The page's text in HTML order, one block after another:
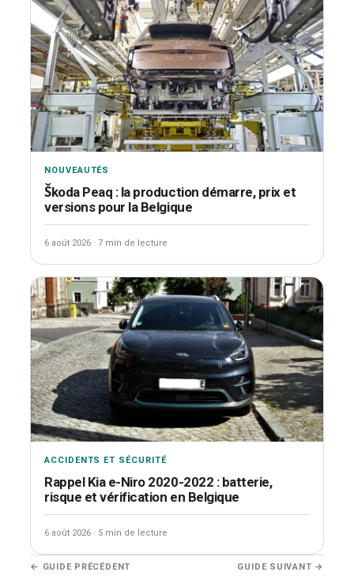
NOUVEAUTÉS
Škoda Peaq : la production démarre, prix et
versions pour la Belgique
6 août 2026 · 7 min de lecture
ACCIDENTS ET SÉCURITÉ
Rappel Kia e-Niro 2020-2022 : batterie,
risque et vérification en Belgique
6 août 2026 · 5 min de lecture
Navigation
← GUIDE PRÉCÉDENT GUIDE SUIVANT →